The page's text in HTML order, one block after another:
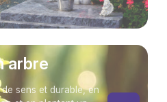
arbre
sens et durable, en